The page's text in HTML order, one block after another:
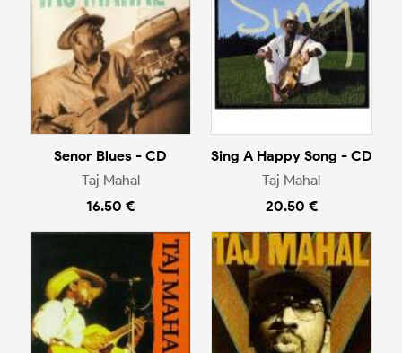
Senor Blues - CD
Taj Mahal
16.50 €
Sing A Happy Song - CD
Taj Mahal
20.50 €